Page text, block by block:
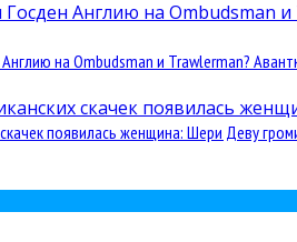
на Ombudsman и Trawlerman?
появилась женщина: Шери Деву